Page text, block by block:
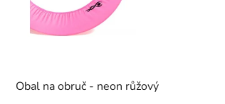
Obal na obruč - neon růžový